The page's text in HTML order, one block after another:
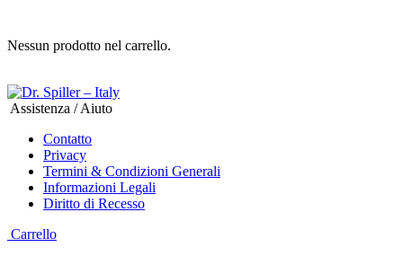
Nessun prodotto nel carrello.
Assistenza / Aiuto
Contatto
Privacy
Termini & Condizioni Generali
Informazioni Legali
Diritto di Recesso
Carrello